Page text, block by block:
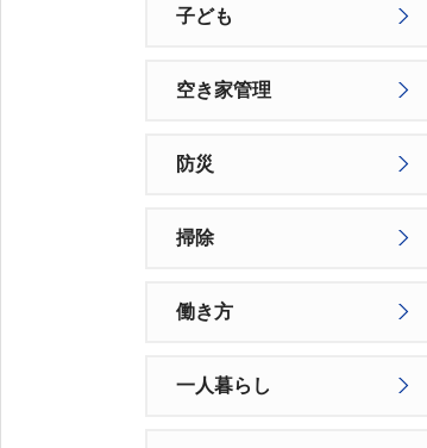
子ども
空き家管理
防災
掃除
働き方
一人暮らし